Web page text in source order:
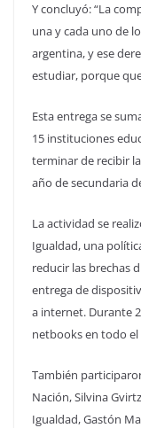
Y concluyó: “La
una y cada uno de
argentina, y ese
estudiar, porque
Esta entrega se
15 instituciones
terminar de recibir
año de secundaria
La actividad se
Igualdad, una
reducir las brechas
entrega de
a internet. Durante
netbooks en todo el
También
Nación, Silvina
Igualdad, Gastón